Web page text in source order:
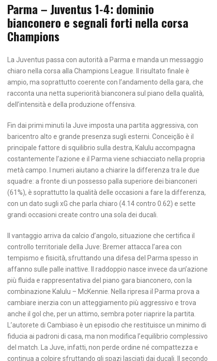
Parma – Juventus 1-4: dominio
bianconero e segnali forti nella corsa
Champions
La Juventus passa con autorità a Parma e manda un messaggio
chiaro nella corsa alla Champions League. Il risultato finale è
ampio, ma soprattutto coerente con l’andamento della gara, che
racconta una netta superiorità bianconera sul piano della qualità,
dell’intensità e della produzione offensiva.
Fin dai primi minuti la Juve imposta una partita aggressiva, con
baricentro alto e grande presenza sugli esterni. Conceição è il
principale fattore di squilibrio sulla destra, Kalulu accompagna
costantemente l’azione e il Parma viene schiacciato nella propria
metà campo. I numeri aiutano a chiarire la differenza tra le due
squadre: a fronte di un possesso palla superiore dei bianconeri
(61%), è soprattutto la qualità delle occasioni a fare la differenza,
con un dato sugli xG che parla chiaro (4.14 contro 0.62) e sette
grandi occasioni create contro una sola dei ducali.
Il vantaggio arriva da calcio d’angolo, situazione che certifica il
controllo territoriale della Juve: Bremer attacca l’area con
tempismo e fisicità, sfruttando una difesa del Parma spesso in
affanno sulle palle inattive. Il raddoppio nasce invece da un’azione
più fluida e rappresentativa del piano gara bianconero, con la
combinazione Kalulu – McKennie. Nella ripresa il Parma prova a
cambiare inerzia con un atteggiamento più aggressivo e trova
anche il gol che, per un attimo, sembra poter riaprire la partita.
L’autorete di Cambiaso è un episodio che restituisce un minimo di
fiducia ai padroni di casa, ma non modifica l’equilibrio complessivo
del match. La Juve, infatti, non perde ordine né compattezza e
continua a colpire sfruttando gli spazi lasciati dai ducali. Il secondo